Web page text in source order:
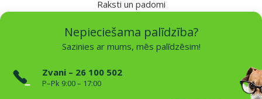
Raksti un padomi
Nepieciešama palīdzība?
Sazinies ar mums, mēs palīdzēsim!
Zvani – 26 100 502
P–Pk 9:00 – 17:00